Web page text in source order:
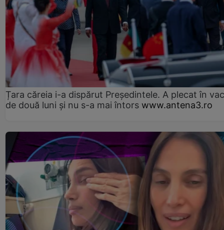
Țara căreia i-a dispărut Președintele. A plecat în
de două luni și nu s-a mai întors www.antena3.ro